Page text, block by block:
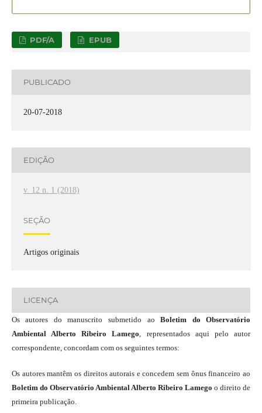
PDF/A EPUB
PUBLICADO
20-07-2018
EDIÇÃO
v. 12 n. 1 (2018)
SEÇÃO
Artigos originais
LICENÇA
Os autores do manuscrito submetido aoBoletim do Observatório
Ambiental Alberto Ribeiro Lamego , representados aqui pelo autor
correspondente, concordam com os seguintes termos:
Os autores mantêm os direitos autorais e concedem sem ônus financeiro ao
Boletim do Observatório Ambiental Alberto Ribeiro Lamegoo direito de
primeira publicação.